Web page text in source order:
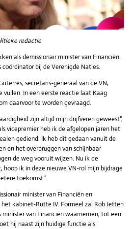
redactie
als demissionair minister van Financiën.
bij de Verenigde Naties.
secretaris-generaal van de VN,
vullen. In een eerste reactie laat Kaag
daarvoor te worden gevraagd.
zijn altijd mijn drijfveren geweest",
vicepremier heb ik de afgelopen jaren het
gediend. Ik heb dit gedaan vanuit de
en het overbruggen van schijnbaar
de weg vooruit wijzen. Nu ik de
hoop ik in deze nieuwe VN-rol mijn bijdrage
toekomst.”
minister van Financiën en
kabinet-Rutte IV. Formeel zal Rob Jetten
minister van Financiën waarnemen, tot een
hij naast zijn huidige functie als